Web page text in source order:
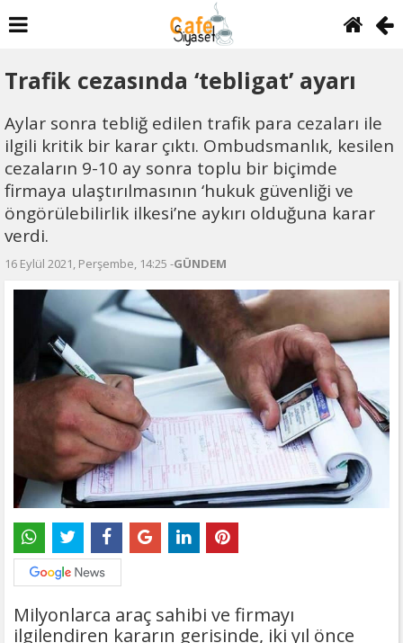
Trafik cezasında ‘tebligat’ ayarı
Aylar sonra tebliğ edilen trafik para cezaları ile
ilgili kritik bir karar çıktı. Ombudsmanlık, kesilen
cezaların 9-10 ay sonra toplu bir biçimde
firmaya ulaştırılmasının ‘hukuk güvenliği ve
öngörülebilirlik ilkesi’ne aykırı olduğuna karar
verdi.
16 Eylül 2021, Perşembe, 14:25 -GÜNDEM
Milyonlarca araç sahibi ve firmayı
ilgilendiren kararın gerisinde, iki yıl önce